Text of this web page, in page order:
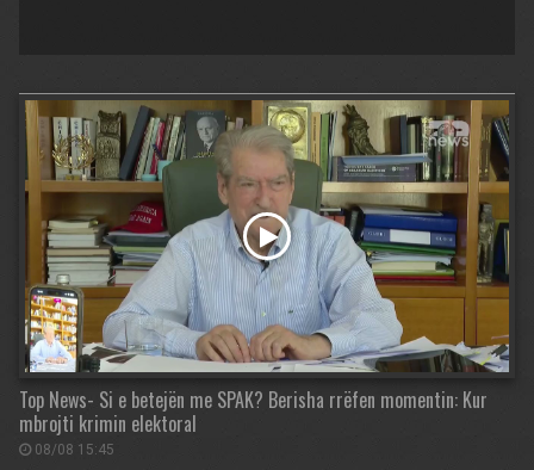
Top News- Si e betejën me SPAK? Berisha rrëfen momentin: Kur
mbrojti krimin elektoral
08/08 15:45